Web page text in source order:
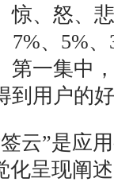
惊、怒、
7%、5%
第一集中
到用户的
”是应用
化呈现阐